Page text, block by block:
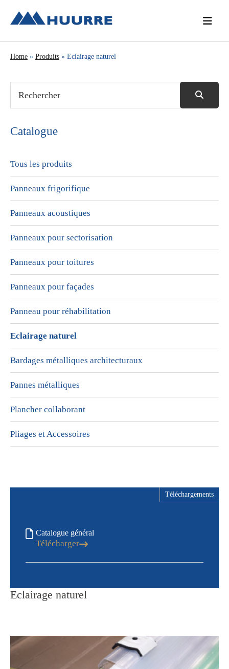
navigation
principal
barre
principale
Home » Produits » Eclairage naturel
Eclairage naturel
Catalogue
Tous les produits
Panneaux frigorifique
Panneaux acoustiques
Panneaux pour sectorisation
Panneaux pour toitures
Panneaux pour façades
Panneau pour réhabilitation
Eclairage naturel
Bardages métalliques architecturaux
Pannes métalliques
Plancher collaborant
Pliages et Accessoires
Téléchargements
Catalogue général
Télécharger